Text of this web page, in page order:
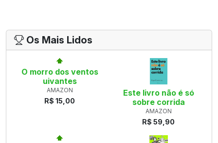
Os Mais Lidos
O morro dos ventos
uivantes
AMAZON
R$ 15,00
Este livro não é só
sobre corrida
AMAZON
R$ 59,90